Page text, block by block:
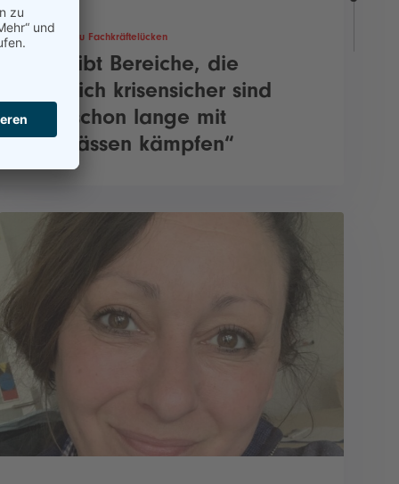
IW-Studie zu Fachkräftelücken
„Es gibt Bereiche, die
ziemlich krisensicher sind
und schon lange mit
Engpässen kämpfen“